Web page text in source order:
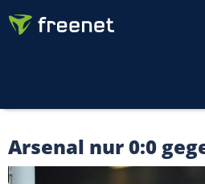
Arsenal nur 0:0